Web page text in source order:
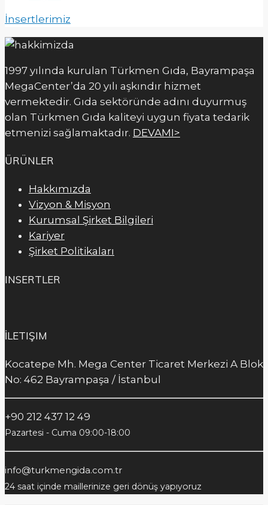
İnsertlerimiz
1997 yılında kurulan Türkmen Gıda, Bayrampaşa
MegaCenter’da 20 yılı aşkındır hizmet
vermektedir. Gıda sektöründe adını duyurmuş
olan Türkmen Gıda kaliteyi uygun fiyata tedarik
etmenizi sağlamaktadır. DEVAMI>
ÜRÜNLER
Hakkımızda
Vizyon & Misyon
Kurumsal Şirket Bilgileri
Kariyer
Şirket Politikaları
INSERTLER
İLETIŞIM
Kocatepe Mh. Mega Center Ticaret Merkezi A Blok
No: 462 Bayrampaşa / İstanbul
+90 212 437 12 49
Pazartesi - Cuma 09:00-18:00
info@turkmengida.com.tr
24 saat içinde maillerinize geri dönüş yapıyoruz